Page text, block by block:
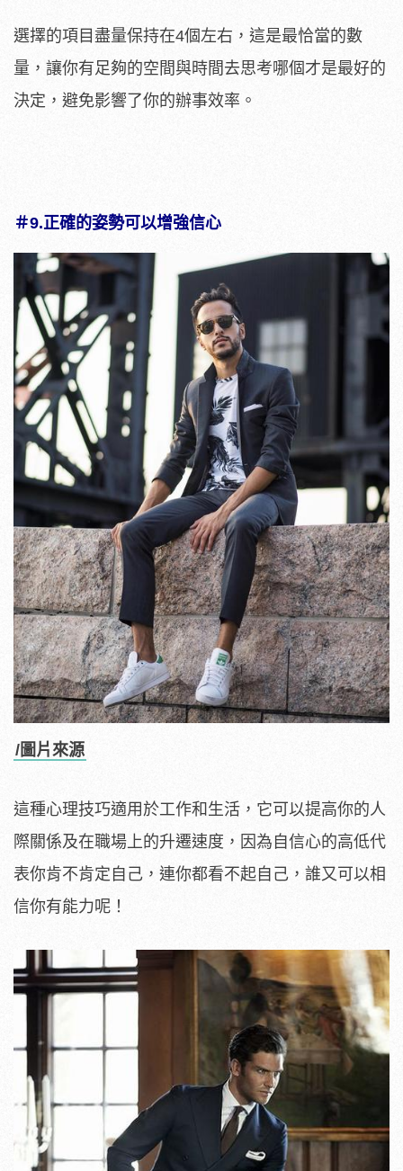
選擇的項目盡量保持在4個左右，這是最恰當的數
量，讓你有足夠的空間與時間去思考哪個才是最好的
決定，避免影響了你的辦事效率。
＃9.正確的姿勢可以增強信心
/圖片來源
這種心理技巧適用於工作和生活，它可以提高你的人
際關係及在職場上的升遷速度，因為自信心的高低代
表你肯不肯定自己，連你都看不起自己，誰又可以相
信你有能力呢！